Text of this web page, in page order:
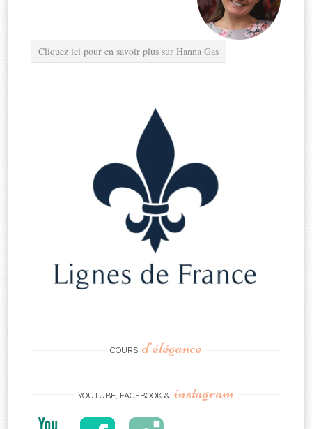
Cliquez ici pour en savoir plus sur Hanna Gas
COURS d’élégance
YOUTUBE, FACEBOOK & instagram